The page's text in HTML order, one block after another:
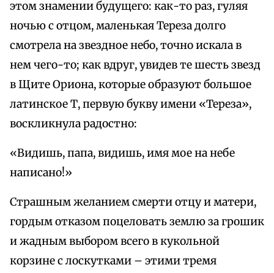
этом знамении будущего: как-то раз, гуляя
ночью с отцом, маленькая Тереза долго
смотрела на звездное небо, точно искала в
нем чего-то; как вдруг, увидев те шесть звезд
в Щите Ориона, которые образуют большое
латинское Т, первую букву имени «Тереза»,
воскликнула радостно:
«Видишь, папа, видишь, имя мое на небе
написано!»
Страшным желанием смерти отцу и матери,
гордым отказом поцеловать землю за грошик
и жадным выбором всего в кукольной
корзине с лоскутками – этими тремя